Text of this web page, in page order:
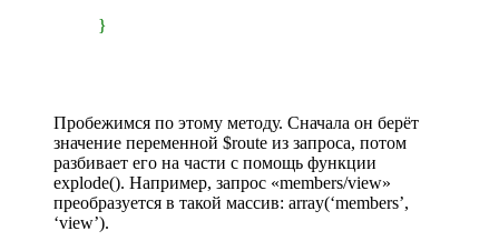
}
Пробежимся по этому методу. Сначала он берёт
значение переменной $route из запроса, потом
разбивает его на части с помощь функции
explode(). Например, запрос «members/view»
преобразуется в такой массив: array(‘members’,
‘view’).